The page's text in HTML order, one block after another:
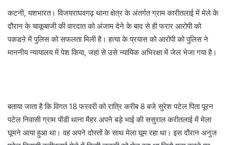
कटनी, यशभारत। विजयराघवगढ़ थाना क्षेत्र के अंतर्गत ग्राम कारीतलाई में मेले के
दौरान के चाकूबाजी की वारदात को अंजाम देने के बाद से ही फरार आरोपी को
पकडऩे में पुलिस को सफलता मिली है। हत्या के प्रयास को आरोपी को पुलिस ने
माननीय न्यायालय में पेश किया, जहां से उसे न्यायिक अभिरक्षा में जेल भेजा गया है।
बताया जाता है कि विगत 18 फरवरी को रात्रि करीब 8 बजे सुरेश पटेल पिता पूरन
पटेल निवासी ग्राम पोंडी थाना मैहर अपने बड़े भाई की ससुराल करीतलाई में मेला
घूमने आया हुआ था। वह अपने दोस्तों के साथ मेला घूम रहा था। इस दौरान अनुज